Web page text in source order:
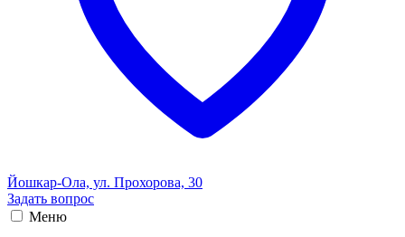
Йошкар-Ола, ул. Прохорова, 30
Задать вопрос
Меню